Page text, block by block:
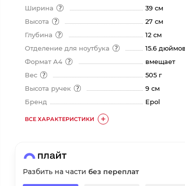
Ширина
39 см
Высота
27 см
Глубина
12 см
Отделение для ноутбука
15.6
Формат А4
вмещает
Вес
505 г
Высота ручек
9 см
Бренд
Epol
ВСЕ ХАРАКТЕРИСТИКИ
Разбить на частибез переплат